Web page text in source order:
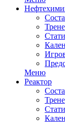
Меню
Реактор